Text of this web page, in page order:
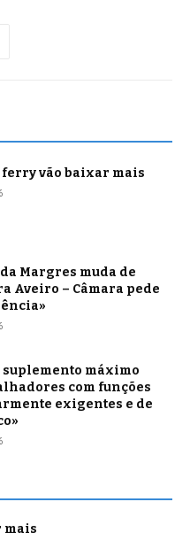
ferry vão baixar mais
Margres muda de
Aveiro – Câmara pede
máximo
com funções
exigentes e de
mais